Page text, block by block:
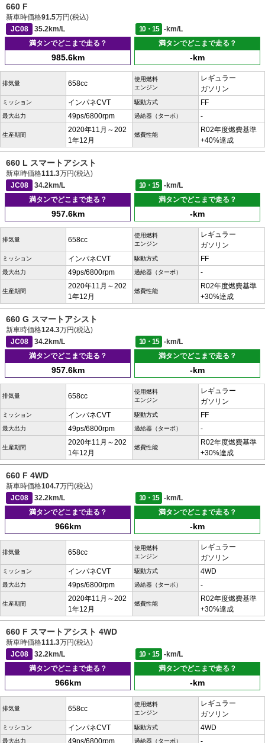
660 F
新車時価格91.5万円(税込)
JC08
35.2km/L 10・15
-km/L
満タンでどこまで走る？
985.6km
満タンでどこまで走る？
-km
排気量 658cc
使用燃料
エンジン
レギュラー
ガソリン
ミッション インパネCVT 駆動方式 FF
最大出力 49ps/6800rpm 過給器（ターボ） -
生産期間
2020年11月～202
1年12月
燃費性能
R02年度燃費基準
+40%達成
660 L スマートアシスト
新車時価格111.3万円(税込)
JC08
34.2km/L 10・15
-km/L
満タンでどこまで走る？
957.6km
満タンでどこまで走る？
-km
排気量 658cc
使用燃料
エンジン
レギュラー
ガソリン
ミッション インパネCVT 駆動方式 FF
最大出力 49ps/6800rpm 過給器（ターボ） -
生産期間
2020年11月～202
1年12月
燃費性能
R02年度燃費基準
+30%達成
660 G スマートアシスト
新車時価格124.3万円(税込)
JC08
34.2km/L 10・15
-km/L
満タンでどこまで走る？
957.6km
満タンでどこまで走る？
-km
排気量 658cc
使用燃料
エンジン
レギュラー
ガソリン
ミッション インパネCVT 駆動方式 FF
最大出力 49ps/6800rpm 過給器（ターボ） -
生産期間
2020年11月～202
1年12月
燃費性能
R02年度燃費基準
+30%達成
660 F 4WD
新車時価格104.7万円(税込)
JC08
32.2km/L 10・15
-km/L
満タンでどこまで走る？
966km
満タンでどこまで走る？
-km
排気量 658cc
使用燃料
エンジン
レギュラー
ガソリン
ミッション インパネCVT 駆動方式 4WD
最大出力 49ps/6800rpm 過給器（ターボ） -
生産期間
2020年11月～202
1年12月
燃費性能
R02年度燃費基準
+30%達成
660 F スマートアシスト 4WD
新車時価格111.3万円(税込)
JC08
32.2km/L 10・15
-km/L
満タンでどこまで走る？
966km
満タンでどこまで走る？
-km
排気量 658cc
使用燃料
エンジン
レギュラー
ガソリン
ミッション インパネCVT 駆動方式 4WD
最大出力 過給器（ターボ）